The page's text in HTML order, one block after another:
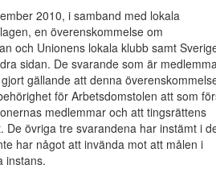
2010, i samband med lokala
en överenskommelse om
och Unionens lokala klubb samt
sidan. De svarande som är
gällande att denna
för Arbetsdomstolen att som
medlemmar och att tingsrättens
övriga tre svarandena har instämt i
har något att invända mot att målen i
instans.